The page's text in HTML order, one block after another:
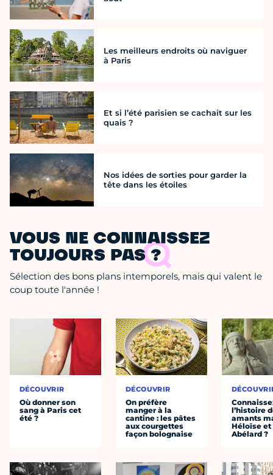
Les meilleurs endroits où naviguer
à Paris
Et si l’été parisien se cachait sur les
quais ?
Nos idées de sorties pour garder la
tête dans les étoiles
VOUS NE CONNAISSEZ
TOUJOURS PAS ?
Sélection des bons plans intemporels, mais qui valent le
coup toute l'année !
DÉCOUVRIR
Où donner son
sang à Paris cet
été ?
DÉCOUVRIR
On préfère
manger à la
cantine : les pâtes
aux courgettes
façon bolognaise
l’histoire
amants
Héloïse et
Abélard ?